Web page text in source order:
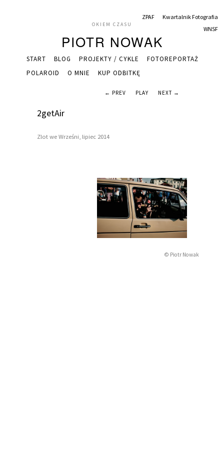
START BLOG PROJEKTY / CYKLE
FOTOREPORTAŻ
POLAROID
O MNIE KUP ODBITKĘ
ZPAF
Kwartalnik Fotografia
WNSF
OKIEM CZASU
PIOTR NOWAK
2getAir
Zlot we Wrześni, lipiec 2014
← PREV PLAY NEXT →
© Piotr Nowak